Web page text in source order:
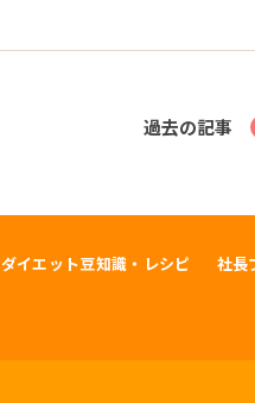
過去の記事
ダイエット豆知識・レシピ 社長